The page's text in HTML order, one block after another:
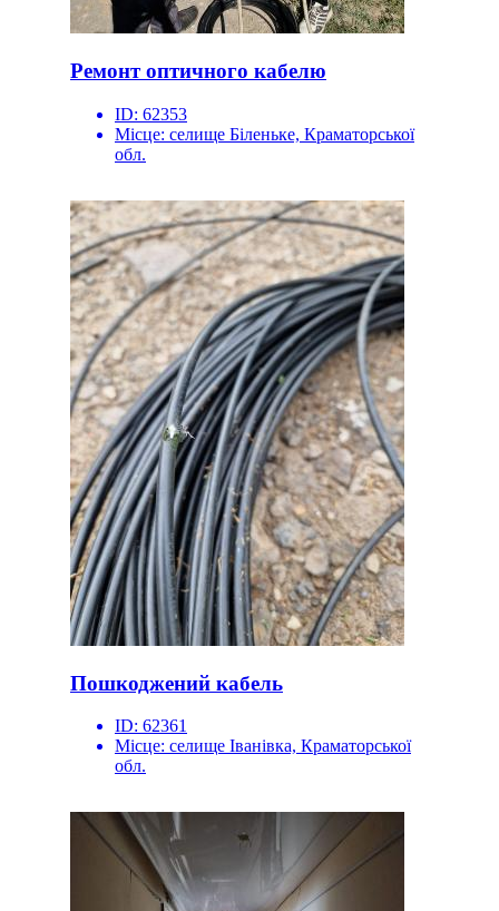
Ремонт оптичного кабелю
ID: 62353
Місце: селище Біленьке, Краматорської
обл.
Пошкоджений кабель
ID: 62361
Місце: селище Іванівка, Краматорської
обл.